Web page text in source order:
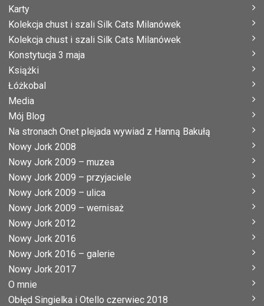
Karty
Kolekcja chust i szali Silk Cats Milanówek
Kolekcja chust i szali Silk Cats Milanówek
Konstytucja 3 maja
Książki
Łóżkobal
Media
Mój Blog
Na stronach Onet plejada wywiad z Hanną Bakułą
Nowy Jork 2008
Nowy Jork 2009 – muzea
Nowy Jork 2009 – przyjaciele
Nowy Jork 2009 – ulica
Nowy Jork 2009 – wernisaż
Nowy Jork 2012
Nowy Jork 2016
Nowy Jork 2016 – galerie
Nowy Jork 2017
O mnie
Obłęd Singielka i Otello czerwiec 2018